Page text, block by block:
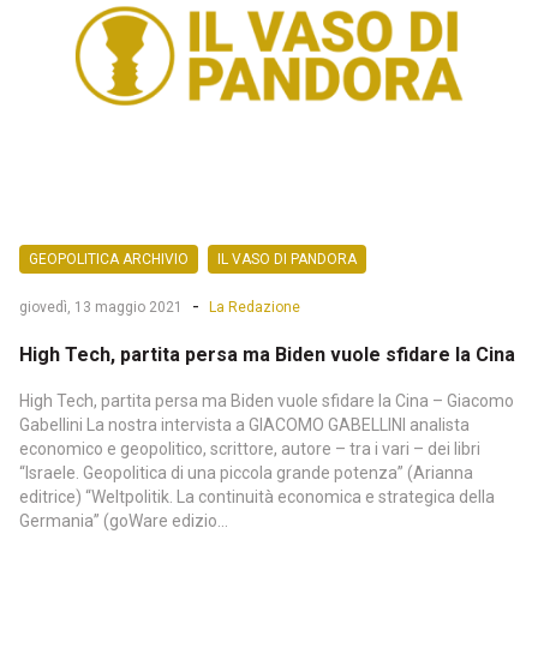
GEOPOLITICA ARCHIVIO IL VASO DI PANDORA
giovedì, 13 maggio 2021 - La Redazione
High Tech, partita persa ma Biden vuole sfidare la Cina
High Tech, partita persa ma Biden vuole sfidare la Cina – Giacomo
Gabellini La nostra intervista a GIACOMO GABELLINI analista
economico e geopolitico, scrittore, autore – tra i vari – dei libri
“Israele. Geopolitica di una piccola grande potenza” (Arianna
editrice) “Weltpolitik. La continuità economica e strategica della
Germania” (goWare edizio...